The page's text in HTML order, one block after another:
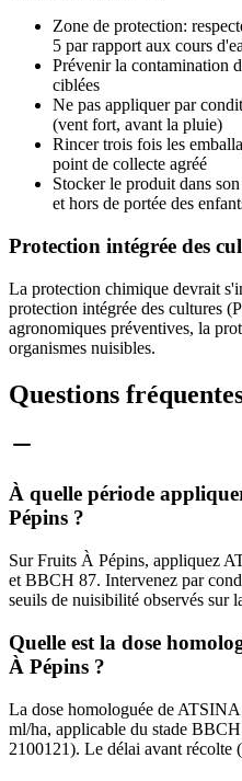
Zone de protection:
5 par rapport aux cours
Prévenir la contamination
ciblées
Ne pas appliquer par
(vent fort, avant la pluie)
Rincer trois fois les
point de collecte agréé
Stocker le produit dans
et hors de portée des
Protection intégrée des
La protection chimique devrait
protection intégrée des cultures
agronomiques préventives, la
organismes nuisibles.
Questions
À quelle période
Pépins ?
Sur Fruits À Pépins, appliquez
et BBCH 87. Intervenez par
seuils de nuisibilité observés sur
Quelle est la dose
À Pépins ?
La dose homologuée de
ml/ha, applicable du stade
2100121). Le délai avant récolte